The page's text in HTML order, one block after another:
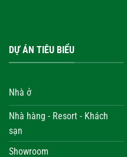
DỰ ÁN TIÊU BIỂU
Nhà ở
Nhà hàng - Resort - Khách
sạn
Showroom